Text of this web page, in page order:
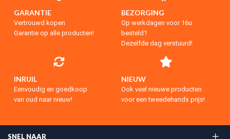
GARANTIE
Vertrouwd kopen
Garantie op alle producten!
BEZORGING
Op werkdagen voor 16u
besteld?
Dezelfde dag verstuurd!
INRUIL
Eenvoudig en goedkoop
van oud naar nieuw!
NIEUW
Ook veel nieuwe producten
voor een tweedehands prijs!
SNEL NAAR